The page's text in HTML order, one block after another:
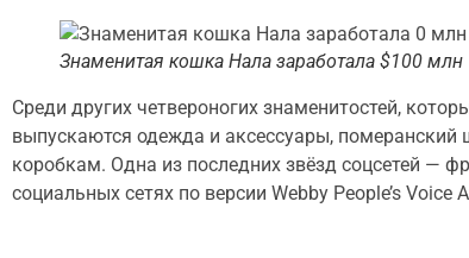
Знаменитая кошка Нала заработала $100 млн
Среди других четвероногих знаменитостей,
выпускаются одежда и аксессуары,
коробкам. Одна из последних звёзд соцсетей —
социальных сетях по версии Webby People’s Voice